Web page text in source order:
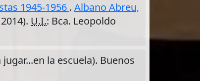
1945-1956 . Albano Abreu,
U.I.: Bca. Leopoldo
la escuela). Buenos